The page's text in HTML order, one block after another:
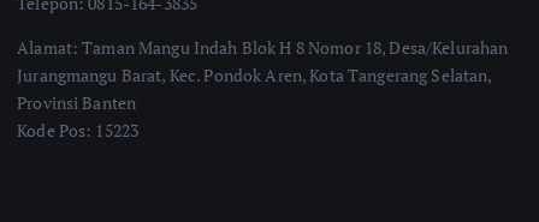
Alamat: Taman Mangu Indah Blok H 8 Nomor 18, Desa/Kelurahan
Jurangmangu Barat, Kec. Pondok Aren, Kota Tangerang Selatan,
Provinsi Banten
Kode Pos: 15223